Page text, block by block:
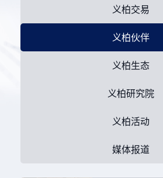
义柏交易
义柏伙伴
义柏生态
义柏研究院
义柏活动
媒体报道